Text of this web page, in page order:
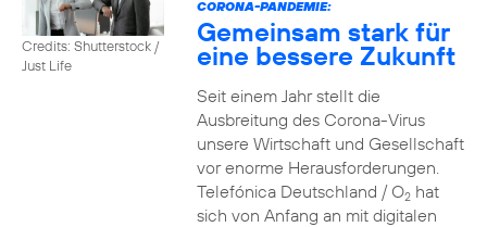
Credits: Shutterstock /
Just Life
CORONA-PANDEMIE:
Gemeinsam stark für
eine bessere Zukunft
Seit einem Jahr stellt die
Ausbreitung des Corona-Virus
unsere Wirtschaft und Gesellschaft
vor enorme Herausforderungen.
Telefónica Deutschland / O2hat
sich von Anfang an mit digitalen